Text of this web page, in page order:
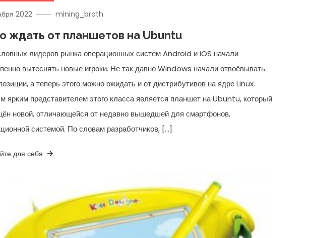
2022 mining_broth
ждать от планшетов на Ubuntu
лидеров рынка операционных систем Android и iOS начали
вытеснять новые игроки. Не так давно Windows начали отвоёвывать
а теперь этого можно ожидать и от дистрибутивов на ядре Linux.
ярким представителем этого класса является планшет на Ubuntu, который
новой, отличающейся от недавно вышедшей для смартфонов,
системой. По словам разработчиков, […]
для себя